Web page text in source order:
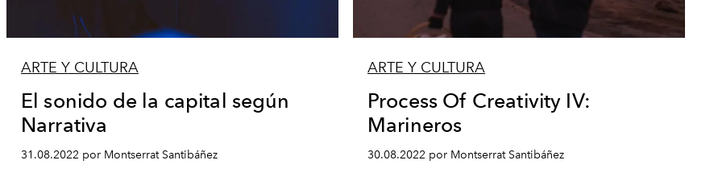
ARTE Y CULTURA
El sonido de la capital según
Narrativa
31.08.2022 por Montserrat Santibáñez
ARTE Y CULTURA
Process Of Creativity IV:
Marineros
30.08.2022 por Montserrat Santibáñez